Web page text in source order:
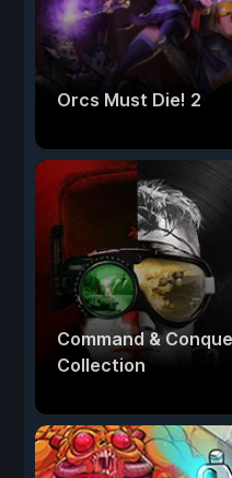
Orcs Must Die! 2
Command &
Collection